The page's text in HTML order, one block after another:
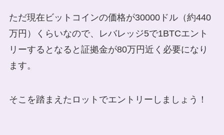
ただ現在ビットコインの価格が30000ドル（約440
万円）くらいなので、レバレッジ5で1BTCエント
リーするとなると証拠金が80万円近く必要になり
ます。
そこを踏まえたロットでエントリーしましょう！